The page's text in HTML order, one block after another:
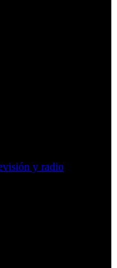
televisión y radio